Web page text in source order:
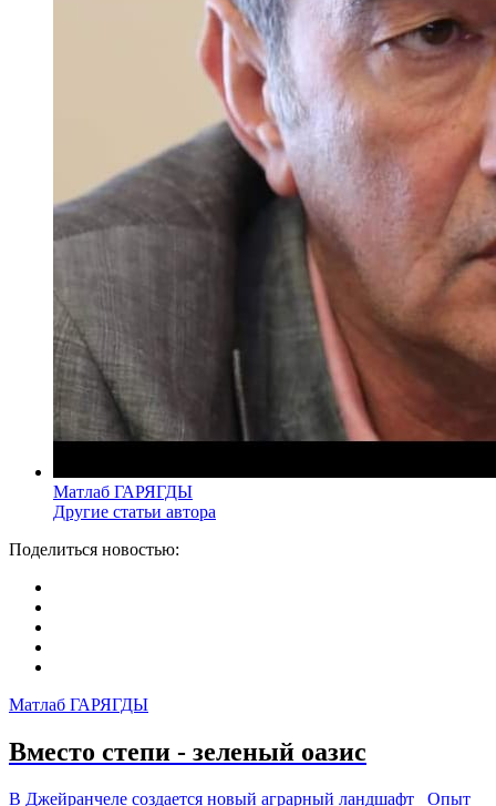
Матлаб ГАРЯГДЫ
Другие статьи автора
Поделиться новостью:
Матлаб ГАРЯГДЫ
Вместо степи - зеленый оазис
В Джейранчеле создается новый аграрный ландшафт Опыт